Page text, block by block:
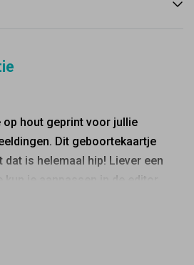
hout geprint voor jullie
Dit geboortekaartje
is helemaal hip! Liever een
kun je aanpassen in de editor
is een natuurlijk product, elk
18.00 uur besteld = de
en verzonden • Het is